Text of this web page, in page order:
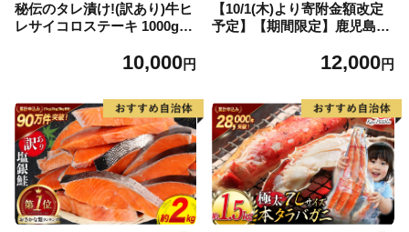
秘伝のタレ漬け!(訳あり)牛ヒ
レサイコロステーキ 1000g
10,000円
【10/1(木)より寄附金額改定
予定】【期間限定】鹿児島県
12,000円